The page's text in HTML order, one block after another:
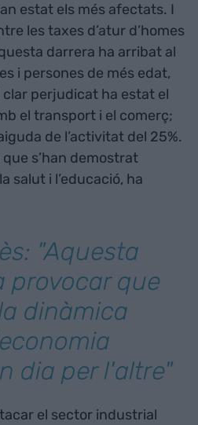
estat els més afectats. I
les taxes d’atur d’homes
darrera ha arribat al
i persones de més edat,
perjudicat ha estat el
el transport i el comerç;
de l’activitat del 25%.
s’han demostrat
salut i l’educació, ha
"Aquesta
provocar que
dinàmica
dia per l'altre"
el sector industrial